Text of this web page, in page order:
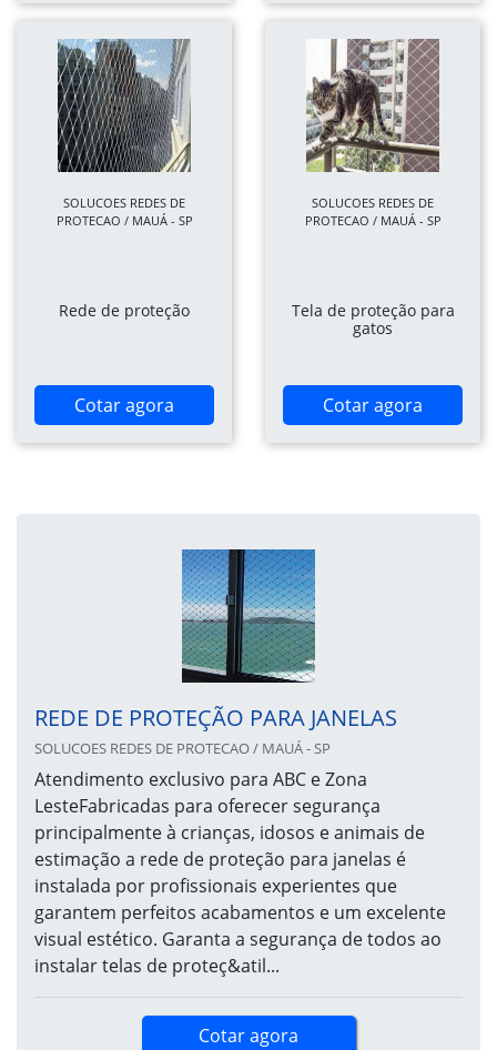
SOLUCOES REDES DE
PROTECAO / MAUÁ - SP
Rede de proteção
Cotar agora
SOLUCOES REDES DE
PROTECAO / MAUÁ - SP
Tela de proteção para
gatos
Cotar agora
REDE DE PROTEÇÃO PARA JANELAS
SOLUCOES REDES DE PROTECAO / MAUÁ - SP
Atendimento exclusivo para ABC e Zona
LesteFabricadas para oferecer segurança
principalmente à crianças, idosos e animais de
estimação a rede de proteção para janelas é
instalada por profissionais experientes que
garantem perfeitos acabamentos e um excelente
visual estético. Garanta a segurança de todos ao
instalar telas de proteç&atil...
Cotar agora